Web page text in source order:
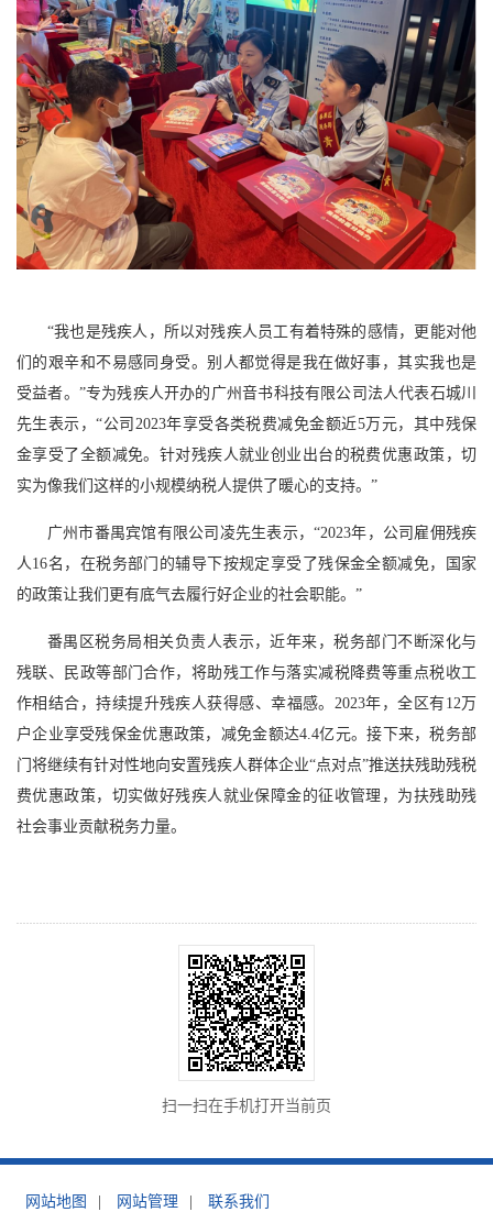
“我也是残疾人，所以对残疾人员工有着特殊的感情，更能对他
们的艰辛和不易感同身受。别人都觉得是我在做好事，其实我也是
受益者。”专为残疾人开办的广州音书科技有限公司法人代表石城川
先生表示，“公司2023年享受各类税费减免金额近5万元，其中残保
金享受了全额减免。针对残疾人就业创业出台的税费优惠政策，切
实为像我们这样的小规模纳税人提供了暖心的支持。”
广州市番禺宾馆有限公司凌先生表示，“2023年，公司雇佣残疾
人16名，在税务部门的辅导下按规定享受了残保金全额减免，国家
的政策让我们更有底气去履行好企业的社会职能。”
番禺区税务局相关负责人表示，近年来，税务部门不断深化与
残联、民政等部门合作，将助残工作与落实减税降费等重点税收工
作相结合，持续提升残疾人获得感、幸福感。2023年，全区有12万
户企业享受残保金优惠政策，减免金额达4.4亿元。接下来，税务部
门将继续有针对性地向安置残疾人群体企业“点对点”推送扶残助残税
费优惠政策，切实做好残疾人就业保障金的征收管理，为扶残助残
社会事业贡献税务力量。
扫一扫在手机打开当前页
网站地图 网站管理 联系我们